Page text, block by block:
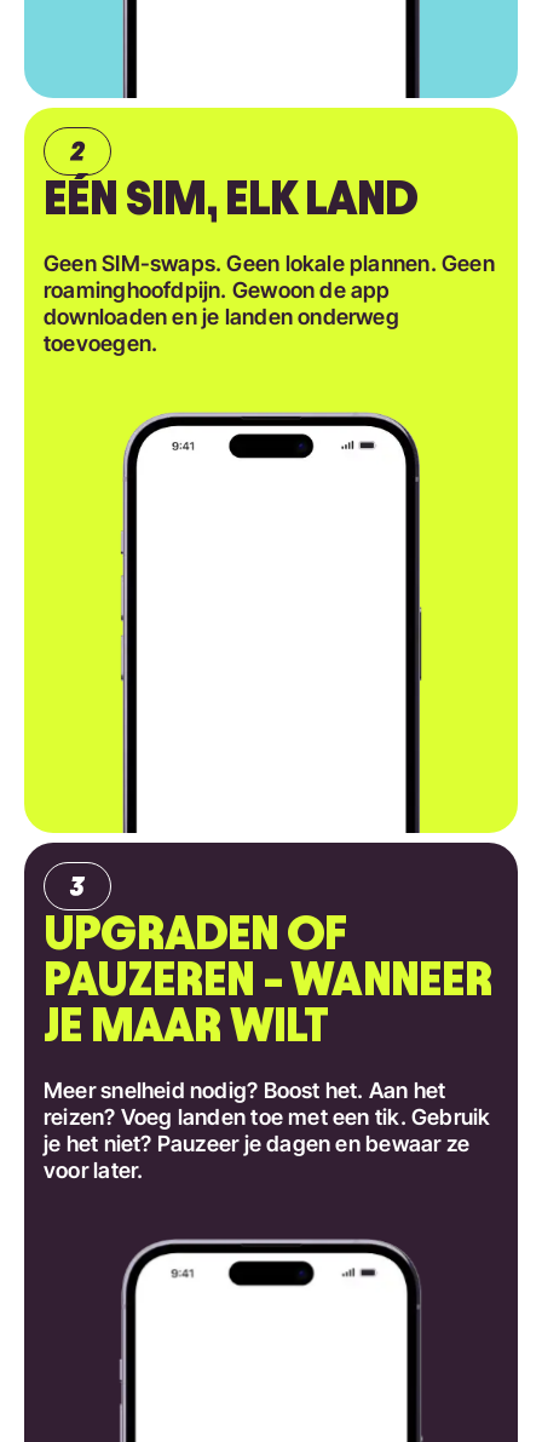
EÉN SIM, ELK LAND
Geen SIM-swaps. Geen lokale plannen. Geen
roaminghoofdpijn. Gewoon de app
downloaden en je landen onderweg
toevoegen.
UPGRADEN OF
PAUZEREN - WANNEER
JE MAAR WILT
Meer snelheid nodig? Boost het. Aan het
reizen? Voeg landen toe met een tik. Gebruik
je het niet? Pauzeer je dagen en bewaar ze
voor later.